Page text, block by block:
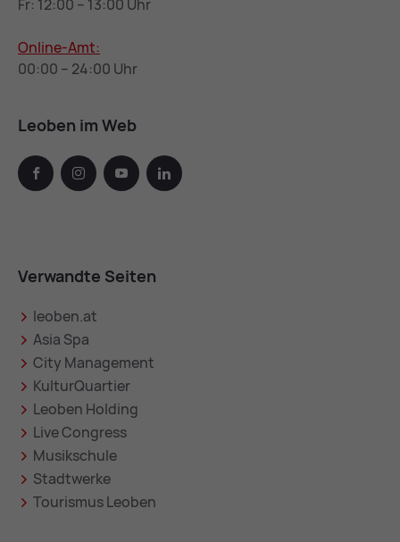
Fr: 12:00 – 13:00 Uhr
Online-Amt:
00:00 – 24:00 Uhr
Leoben im Web
facebook instagramyoutube linkedin
Verwandte Seiten
leoben.at
Asia Spa
City Management
KulturQuartier
Leoben Holding
Live Congress
Musikschule
Stadtwerke
Tourismus Leoben